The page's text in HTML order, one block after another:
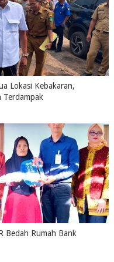
Lokasi Kebakaran,
Terdampak
Bedah Rumah Bank